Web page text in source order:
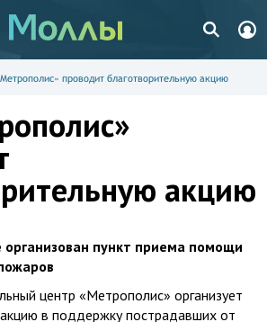
проводит благотворительную акцию
акцию
организован пункт приема помощи
центр «Метрополис» организует
в поддержку пострадавших от